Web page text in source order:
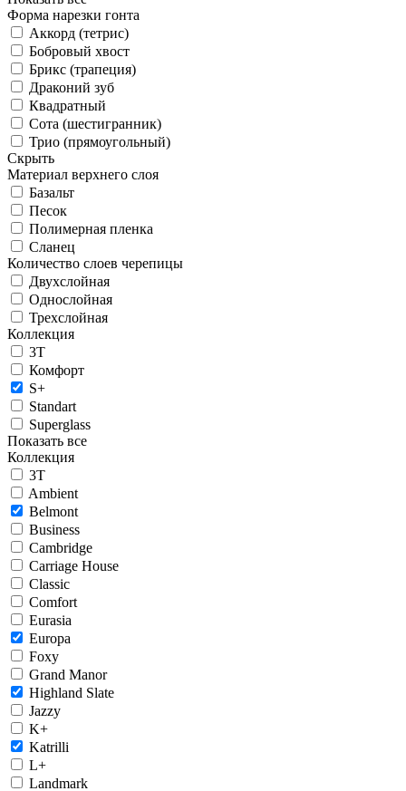
Форма нарезки гонта
Аккорд (тетрис)
Бобровый хвост
Брикс (трапеция)
Драконий зуб
Квадратный
Сота (шестигранник)
Трио (прямоугольный)
Скрыть
Материал верхнего слоя
Базальт
Песок
Полимерная пленка
Сланец
Количество слоев черепицы
Двухслойная
Однослойная
Трехслойная
Коллекция
3T
Комфорт
S+
Standart
Superglass
Показать все
Коллекция
3T
Ambient
Belmont
Business
Cambridge
Carriage House
Classic
Comfort
Eurasia
Europa
Foxy
Grand Manor
Highland Slate
Jazzy
K+
Katrilli
L+
Landmark